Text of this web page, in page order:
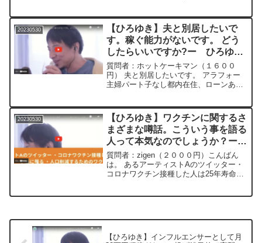
~11時で体力的にしんどいです。ただ夜
の方が...
20230530
【ひろゆき】夫と別居したいで
す。稼ぐ能力がないです。 どう
したらいいですか?ー ひろゆき
切り抜き 20230530
質問者：ホットケーキマン（１６００
円） 夫と別居したいです。 アラフォー
主婦パート子なし都内在住、ローンあり
したらいいですか?＊＊＊＊＊＊＊文字起
こし内容＊＊＊＊＊...
20230530
【ひろゆき】ワクチンに関するさ
まざまな噂話。こういう事を語る
人って本気なのでしょうか？ー
ひろゆき切り抜き 20230530
質問者：zigen（２０００円）こんばん
は。 あるアーティストAのツイッター・
コロナワクチン接種した人は25年寿命が
【ひろゆき】インフルエンサーとして月